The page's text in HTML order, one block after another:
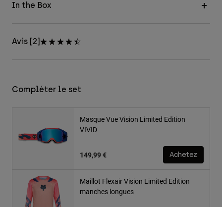
In the Box
Avis [2]
Compléter le set
Masque Vue Vision Limited Edition
VIVID
149,99 € Achetez
Maillot Flexair Vision Limited Edition
manches longues